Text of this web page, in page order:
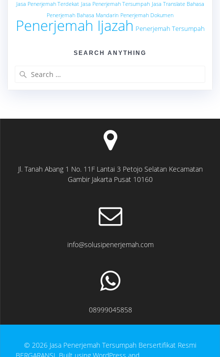
Jasa Penerjemah Terdekat Jasa Penerjemah Tersumpah Jasa Translate Bahasa
Penerjemah Bahasa Mandarin Penerjemah Dokumen
Penerjemah Ijazah Penerjemah Tersumpah
SEARCH ANYTHING
Jl. Tanah Abang 1 No. 11F Lantai 3 Petojo Selatan Kecamatan
Gambir Jakarta Pusat 10160
info@solusipenerjemah.com
08999045858
© 2026 Jasa Penerjemah Tersumpah Bersertifikat Resmi